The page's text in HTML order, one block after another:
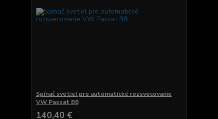
Spínač svetiel pre automatické rozsvecovanie
VW Passat B8
140,40 €